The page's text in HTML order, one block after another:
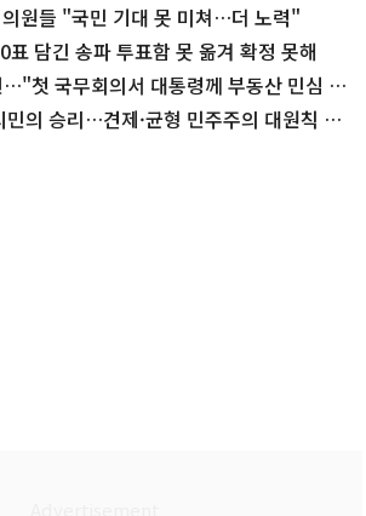
원들 "국민 기대 못 미쳐…더 노력"
담긴 송파 투표함 못 옮겨 확정 못해
첫 국무회의서 대통령께 부동산 민심 전
의 승리…견제·균형 민주주의 대원칙 세